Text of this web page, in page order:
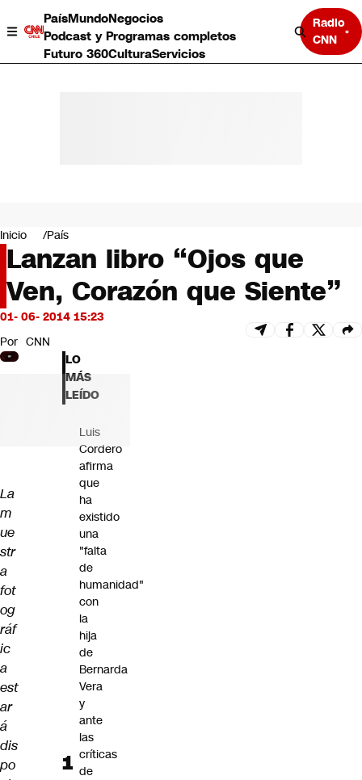
PaísMundoNegocios
Podcast y Programas completos
Futuro 360CulturaServicios
Radio
CNN
Negocios
Deportes
Programas completos
Cultura
Servicios
Bits
CNN Data
CNN tiempo
Futuro 360
Inicio País
Lanzan libro “Ojos que
Ven, Corazón que Siente”
01- 06- 2014 15:23
Por CNN
La
m
ue
str
a
fot
og
ráf
ic
a
est
ar
á
dis
po
LO
MÁS
LEÍDO
Luis
Cordero
afirma
que
ha
existido
una
"falta
de
humanidad"
con
la
hija
de
Bernarda
Vera
y
ante
las
críticas
de